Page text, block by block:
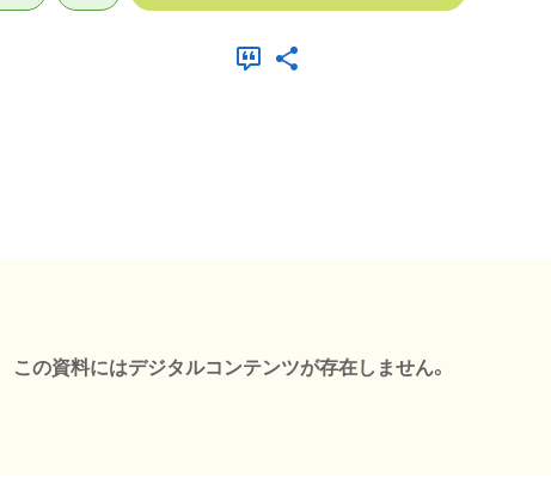
この資料にはデジタルコンテンツが存在しません。